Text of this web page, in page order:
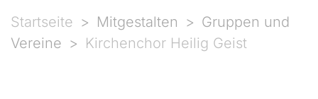
Startseite Mitgestalten
Gruppen und
Vereine
Kirchenchor Heilig Geist